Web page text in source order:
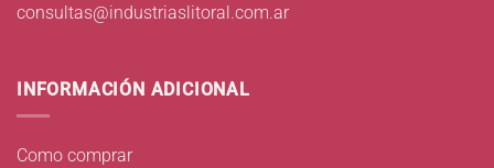
consultas@industriaslitoral.com.ar
INFORMACIÓN ADICIONAL
Como comprar